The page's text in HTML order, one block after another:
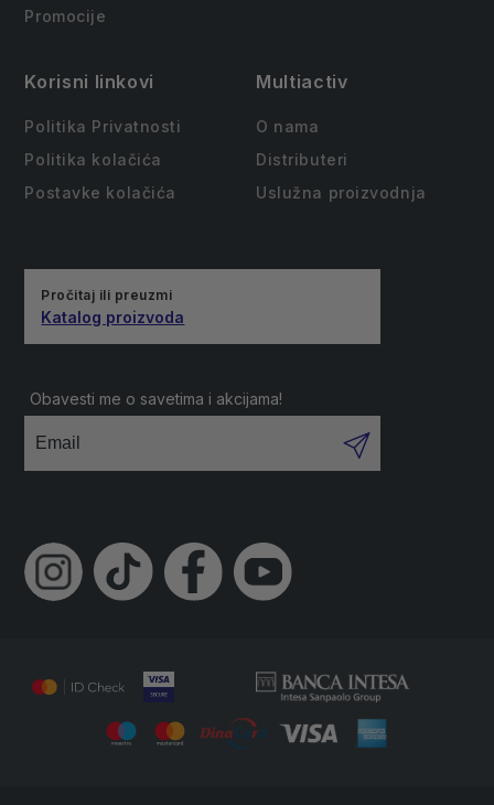
Promocije
Korisni linkovi
Politika Privatnosti
Politika kolačića
Postavke kolačića
Multiactiv
O nama
Distributeri
Uslužna proizvodnja
Pročitaj ili preuzmi
Katalog proizvoda
Obavesti me o savetima i akcijama!